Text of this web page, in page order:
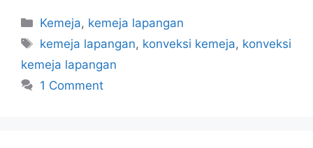
Kemeja, kemeja lapangan
kemeja lapangan, konveksi kemeja, konveksi
kemeja lapangan
1 Comment